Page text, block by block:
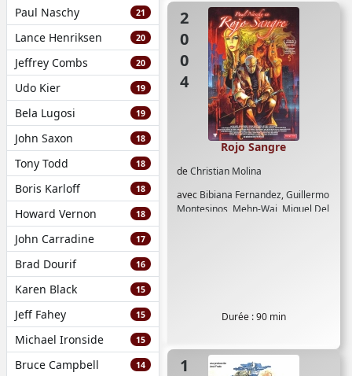
Paul Naschy 21
Lance Henriksen 20
Jeffrey Combs 20
Udo Kier 19
Bela Lugosi 19
John Saxon 18
Tony Todd 18
Boris Karloff 18
Howard Vernon 18
John Carradine 17
Brad Dourif 16
Karen Black 15
Jeff Fahey 15
Michael Ironside 15
Bruce Campbell 14
2004
deChristian Molina
avec Bibiana Fernandez,Guillermo
Montesinos Mehn-Wai Miguel Del
Rojo Sangre
Durée : 90 min